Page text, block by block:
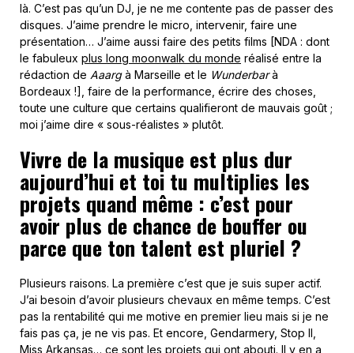
là. C’est pas qu’un DJ, je ne me contente pas de passer des
disques. J’aime prendre le micro, intervenir, faire une
présentation… J’aime aussi faire des petits films [NDA : dont
le fabuleux plus long moonwalk du monde réalisé entre la
rédaction de Aaargà Marseille et le Wunderbarà
Bordeaux !], faire de la performance, écrire des choses,
toute une culture que certains qualifieront de mauvais goût ;
moi j’aime dire « sous-réalistes » plutôt.
Vivre de la musique est plus dur
aujourd’hui et toi tu multiplies les
projets quand même : c’est pour
avoir plus de chance de bouffer ou
parce que ton talent est pluriel ?
Plusieurs raisons. La première c’est que je suis super actif.
J’ai besoin d’avoir plusieurs chevaux en même temps. C’est
pas la rentabilité qui me motive en premier lieu mais si je ne
fais pas ça, je ne vis pas. Et encore, Gendarmery, Stop II,
Miss Arkansas… ce sont les projets qui ont abouti. Il y en a